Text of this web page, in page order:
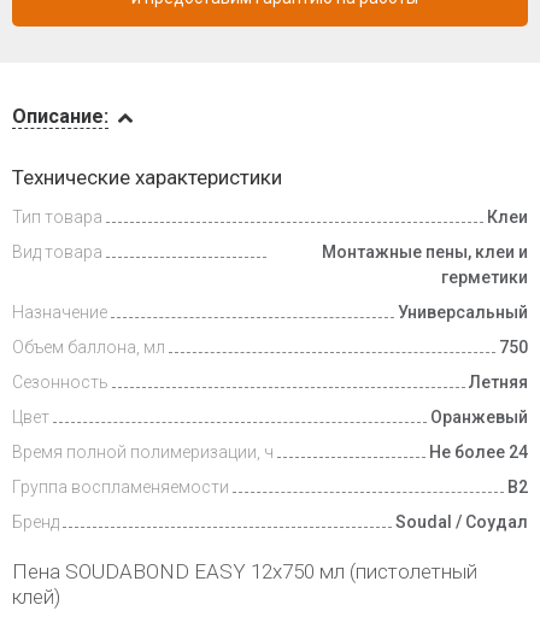
и оплата
Описание:
Технические характеристики
Тип товара
Клеи
Вид товара
Монтажные пены, клеи и
герметики
Назначение
Универсальный
Объем баллона, мл
750
Сезонность
Летняя
Цвет
Оранжевый
Время полной полимеризации, ч
Не более 24
Группа воспламеняемости
B2
Бренд
Soudal / Соудал
Пена SOUDABOND EASY 12х750 мл (пистолетный
клей)